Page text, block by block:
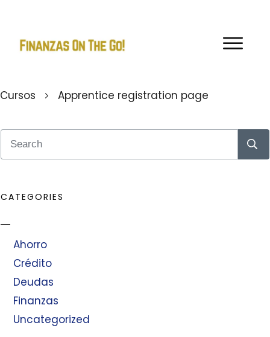
Cursos Apprentice registration page
CATEGORIES
Ahorro
Crédito
Deudas
Finanzas
Uncategorized